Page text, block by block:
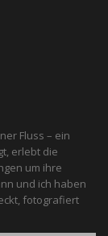
Fluss – ein
erlebt die
um ihre
und ich haben
fotografiert